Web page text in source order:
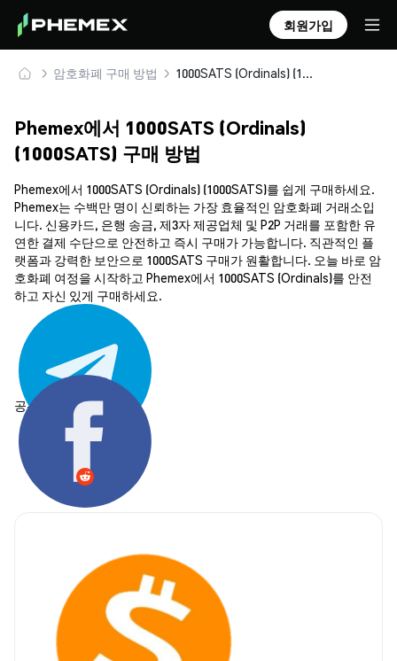
회원가입
암호화폐 구매 방법 1000SATS (Ordinals) (1000SATS) 안전하게 구매 및 보관
Phemex에서 1000SATS (Ordinals)
(1000SATS) 구매 방법
Phemex에서 1000SATS (Ordinals) (1000SATS)를 쉽게 구매하세요.
Phemex는 수백만 명이 신뢰하는 가장 효율적인 암호화폐 거래소입
니다. 신용카드, 은행 송금, 제3자 제공업체 및 P2P 거래를 포함한 유
연한 결제 수단으로 안전하고 즉시 구매가 가능합니다. 직관적인 플
랫폼과 강력한 보안으로 1000SATS 구매가 원활합니다. 오늘 바로 암
호화폐 여정을 시작하고 Phemex에서 1000SATS (Ordinals)를 안전
하고 자신 있게 구매하세요.
공유하기: